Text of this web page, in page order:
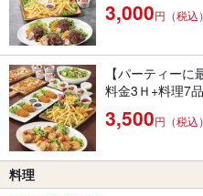
3,000円（税込）
【パーティー
料金3Ｈ+料理7
3,500円（税込）
料理